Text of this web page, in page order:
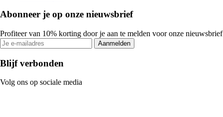
Abonneer je op onze nieuwsbrief
Profiteer van 10% korting door je aan te melden voor onze nieuwsbrief
Aanmelden
Blijf verbonden
Volg ons op sociale media